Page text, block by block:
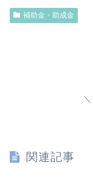
補助金・助成金
関連記事